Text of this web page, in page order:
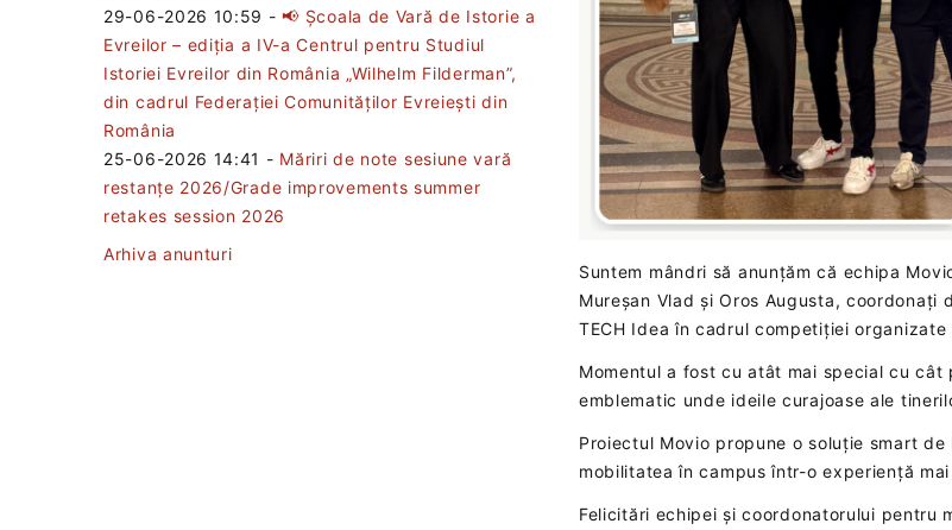
29-06-2026 10:59 -📢 Școala de Vară de Istorie a
Evreilor – ediția a IV-a Centrul pentru Studiul
Istoriei Evreilor din România „Wilhelm Filderman”,
din cadrul Federației Comunităților Evreiești din
România
25-06-2026 14:41 - Măriri de note sesiune vară
restanțe 2026/Grade improvements summer
retakes session 2026
Arhiva anunturi
Suntem mândri să anunțăm că echipa
Mureșan Vlad și Oros Augusta,
TECH Idea în cadrul competiției organizate
Momentul a fost cu atât mai special cu cât
emblematic unde ideile curajoase ale
Proiectul Movio propune o soluție smart
mobilitatea în campus într-o experiență
Felicitări echipei și coordonatorului pentru